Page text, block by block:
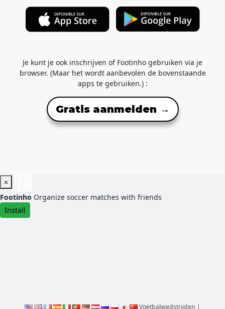
Je kunt je ook inschrijven of Footinho gebruiken via je
browser. (Maar het wordt aanbevolen de bovenstaande
apps te gebruiken.) :
Gratis aanmelden →
×
Footinho Organize soccer matches with friends
Install
Voetbalwedstrijden |